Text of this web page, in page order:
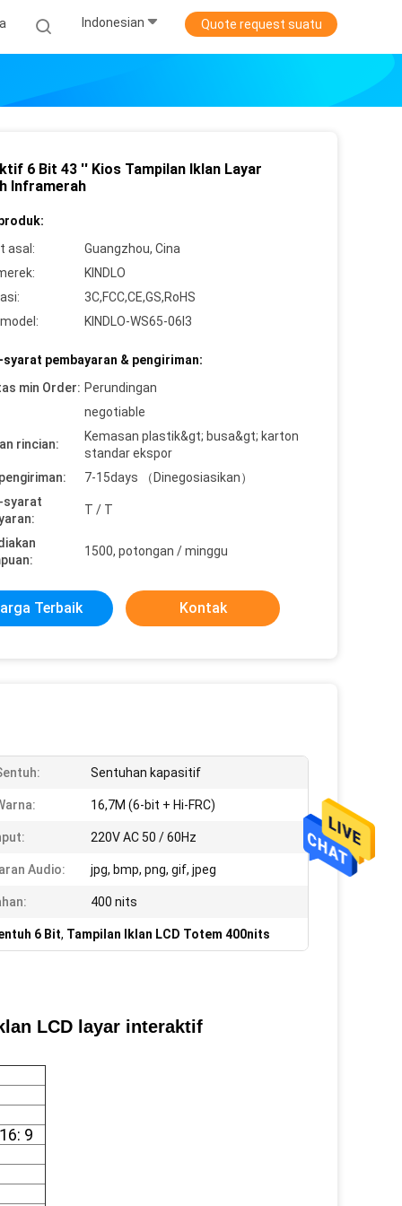
Indonesian Quote request suatu
6 Bit 43 '' Kios Tampilan Iklan Layar
Inframerah
asal:
Guangzhou, Cina
KINDLO
3C,FCC,CE,GS,RoHS
KINDLO-WS65-06I3
pembayaran & pengiriman:
min Order: Perundingan
negotiable
rincian:
Kemasan plastik&gt; busa&gt; karton
standar ekspor
7-15days （Dinegosiasikan）
syarat
T / T
1500, potongan / minggu
Terbaik Kontak
Sentuhan kapasitif
16,7M (6-bit + Hi-FRC)
220V AC 50 / 60Hz
Audio: jpg, bmp, png, gif, jpeg
400 nits
6 Bit, Tampilan Iklan LCD Totem 400nits
LCD layar interaktif
9